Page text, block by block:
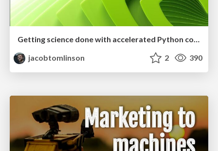
Getting science done with accelerated Python computing platforms
jacobtomlinson
2 390